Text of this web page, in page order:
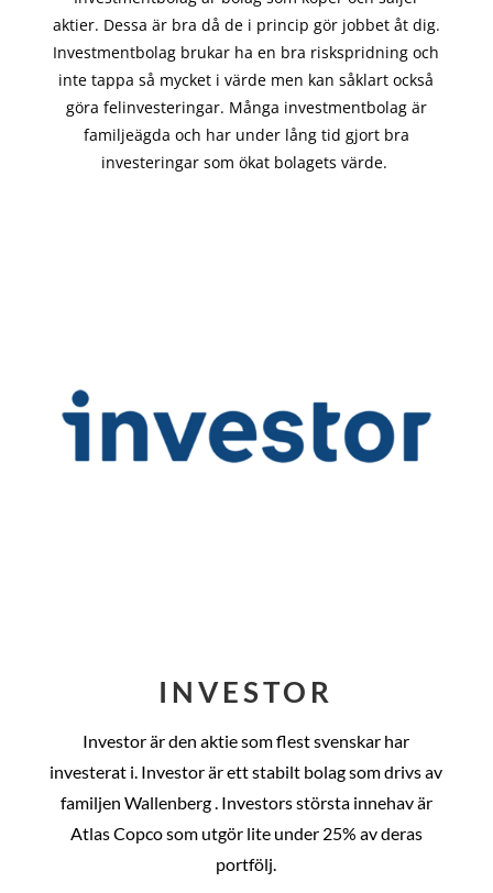
aktier. Dessa är bra då de i princip görjobbet åt dig.
Investmentbolag brukar ha en bra riskspridning och
inte tappa så mycket i värde men kan såklart också
göra felinvesteringar. Många investmentbolag är
familjeägda och har under lång tid gjort bra
investeringar som ökat bolagets värde.
INVESTOR
Investor är den aktie som flest svenskar har
investerat i. Investor är ett stabilt bolag som drivs av
familjen Wallenberg . Investors största innehav är
Atlas Copco som utgör lite under 25% av deras
portfölj.